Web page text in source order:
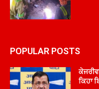
POPULAR POSTS
ਕਿਹਾ